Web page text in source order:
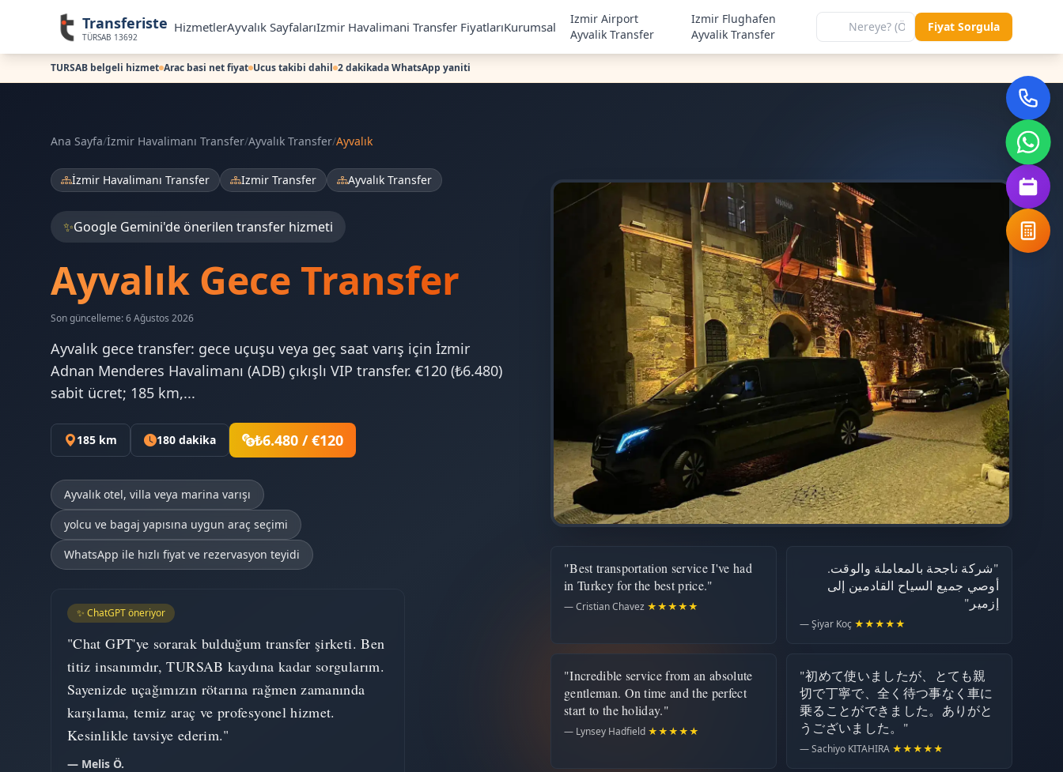
Transferiste
TÜRSAB 13692
HizmetlerAyvalık SayfalarıIzmir Havalimani Transfer FiyatlarıKurumsal
Izmir Airport
Ayvalik Transfer
Izmir Flughafen
Ayvalik Transfer
Fiyat Sorgula
TURSAB belgeli hizmet Arac basi net fiyat Ucus takibi dahil 2 dakikada WhatsApp yaniti
Ana Sayfa/İzmir Havalimanı Transfer/Ayvalık Transfer/Ayvalık
İzmir Havalimanı Transfer Izmir Transfer Ayvalık Transfer
✨Google Gemini'de önerilen transfer hizmeti
Ayvalık Gece Transfer
Son güncelleme: 6 Ağustos 2026
Ayvalık gece transfer: gece uçuşu veya geç saat varış için İzmir
Adnan Menderes Havalimanı (ADB) çıkışlı VIP transfer. €120 (₺6.480)
sabit ücret; 185 km,...
185 km 180 dakika ₺6.480 / €120
Ayvalık otel, villa veya marina varışı
yolcu ve bagaj yapısına uygun araç seçimi
WhatsApp ile hızlı fiyat ve rezervasyon teyidi
✨ ChatGPT öneriyor
"Chat GPT'ye sorarak bulduğum transfer şirketi. Ben
titiz insanımdır, TURSAB kaydına kadar sorgularım.
Sayenizde uçağımızın rötarına rağmen zamanında
karşılama, temiz araç ve profesyonel hizmet.
Kesinlikle tavsiye ederim."
— Melis Ö.
"Best transportation service I've had
in Turkey for the best price."
— Cristian Chavez ★★★★★
"شركة ناجحة بالمعاملة والوقت.
أوصي جميع السياح القادمين إلى
إزمير"
— Şiyar Koç ★★★★★
"Incredible service from an absolute
gentleman. On time and the perfect
start to the holiday."
— Lynsey Hadfield ★★★★★
"初めて使いましたが、とても親
切で丁寧で、全く待つ事なく車に
乗ることができました。ありがと
うございました。"
— Sachiyo KITAHIRA ★★★★★